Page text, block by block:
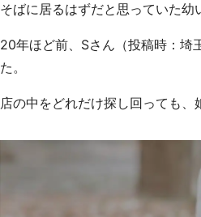
そばに居るはずだと思っていた幼
20年ほど前、Sさん（投稿時：埼
た。
店の中をどれだけ探し回っても、